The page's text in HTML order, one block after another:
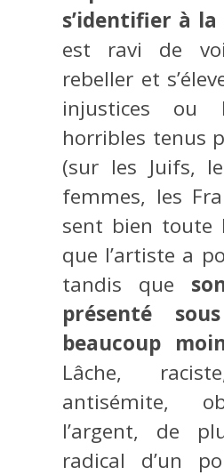
s’identifier à la
est ravi de
rebeller et
injustices ou
horribles tenus
(sur les Juifs,
femmes, les
sent bien toute
que l’artiste a
tandis que
présenté
beaucoup
Lâche,
antisémite,
l’argent, de
radical d’un